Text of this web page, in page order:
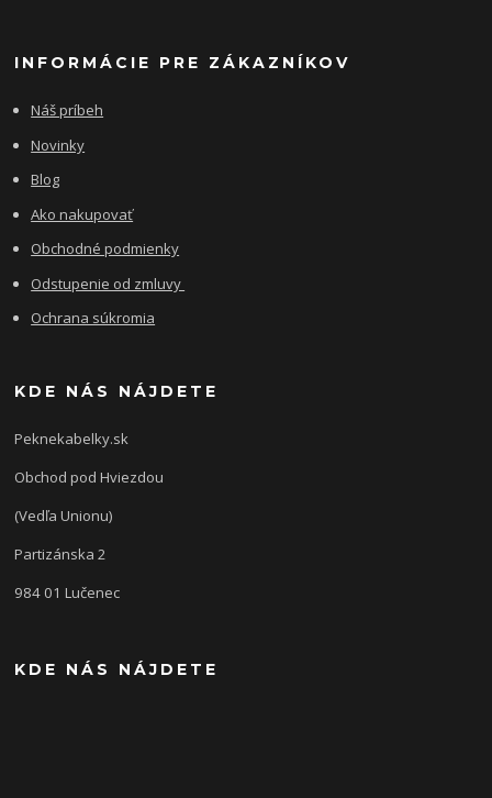
INFORMÁCIE PRE ZÁKAZNÍKOV
Náš príbeh
Novinky
Blog
Ako nakupovať
Obchodné podmienky
Odstupenie od zmluvy
Ochrana súkromia
KDE NÁS NÁJDETE
Peknekabelky.sk
Obchod pod Hviezdou
(Vedľa Unionu)
Partizánska 2
984 01 Lučenec
KDE NÁS NÁJDETE